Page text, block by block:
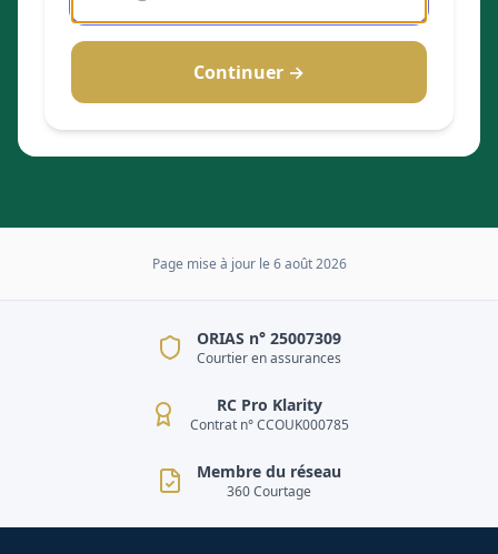
Continuer →
Page mise à jour le 6 août 2026
ORIAS n° 25007309
Courtier en assurances
RC Pro Klarity
Contrat n° CCOUK000785
Membre du réseau
360 Courtage